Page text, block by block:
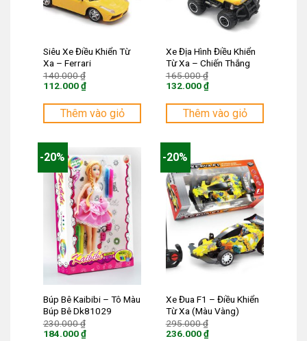
Siêu Xe Điều Khiển Từ
Xa – Ferrari
140.000₫
140.000 ₫.
112.000₫
hiện
là:
Thêm vào giỏ
Xe Địa Hình Điều Khiển
Từ Xa – Chiến Thắng
165.000₫
165.000 ₫.
132.000₫
hiện
là:
Thêm vào giỏ
-20%
Búp Bê Kaibibi – Tô Màu
Búp Bê Dk81029
230.000₫
184.000₫
-20%
Xe Đua F1 – Điều Khiển
Từ Xa (Màu Vàng)
295.000₫
236.000₫